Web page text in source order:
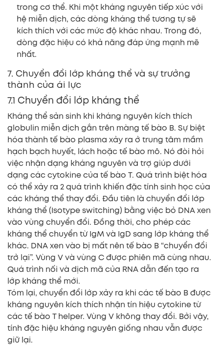
trong cơ thể. Khi một kháng nguyên tiếp xúc với
hệ miễn dịch, các dòng kháng thể tương tự sẽ
kích thích với các mức độ khác nhau. Trong đó,
dòng đặc hiệu có khả năng đáp ứng mạnh mẽ
nhất.
7. Chuyển đổi lớp kháng thể và sự trưởng
thành của ái lực
7.1 Chuyển đổi lớp kháng thể
Kháng thể sản sinh khi kháng nguyên kích thích
globulin miễn dịch gắn trên màng tế bào B. Sự biệt
hóa thành tế bào plasma xảy ra ở trung tâm mầm
hạch bạch huyết, lách hoặc tế bào mô. Nó đòi hỏi
việc nhận dạng kháng nguyên và trợ giúp dưới
dạng các cytokine của tế bào T. Quá trình biệt hóa
có thể xảy ra 2 quá trình khiến đặc tính sinh học của
các kháng thể thay đổi. Đầu tiên là chuyển đổi lớp
kháng thể (Isotype switching) bằng việc bỏ DNA xen
vào vùng chuyển đổi. Đồng thời, cho phép các
kháng thể chuyển từ IgM và IgD sang lớp kháng thể
khác. DNA xen vào bị mất nên tế bào B “chuyển đổi
trở lại”. Vùng V và vùng C được phiên mã cùng nhau.
Quá trình nối và dịch mã của RNA dẫn đến tạo ra
lớp kháng thể mới.
Tóm lại, chuyển đổi lớp xảy ra khi các tế bào B được
kháng nguyên kích thích nhận tín hiệu cytokine từ
các tế bào T helper. Vùng V không thay đổi. Bởi vậy,
tính đặc hiệu kháng nguyên giống nhau vẫn được
giữ lại.